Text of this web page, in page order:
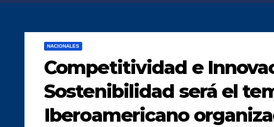
NACIONALES
Competitividad e
Sostenibilidad será el
Iberoamericano